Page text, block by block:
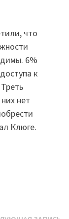
что
6%
к
нет
Клюге.